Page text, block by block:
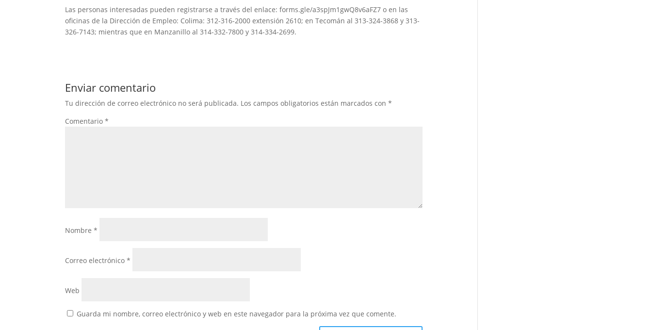
Las personas interesadas pueden registrarse a través del enlace: forms.gle/a3spJm1gwQ8v6aFZ7 o en las
oficinas de la Dirección de Empleo: Colima: 312-316-2000 extensión 2610; en Tecomán al 313-324-3868 y 313-
326-7143; mientras que en Manzanillo al 314-332-7800 y 314-334-2699.
Enviar comentario
Tu dirección de correo electrónico no será publicada. Los campos obligatorios están marcados con*
Comentario*
Nombre*
Correo electrónico*
Web
Guarda mi nombre, correo electrónico y web en este navegador para la próxima vez que comente.